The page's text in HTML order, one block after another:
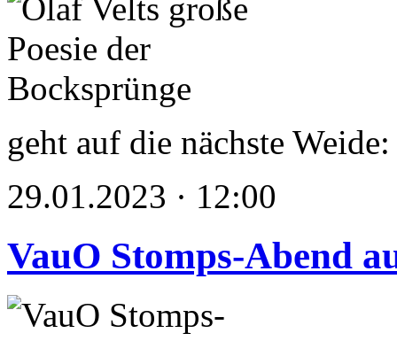
geht auf die nächste
29.01.2023 · 12:00
VauO Stomps-Abend